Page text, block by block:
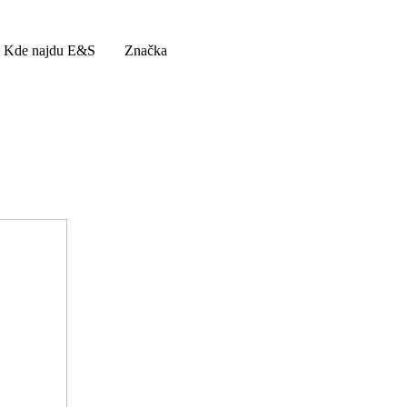
Kde najdu E&S Značka